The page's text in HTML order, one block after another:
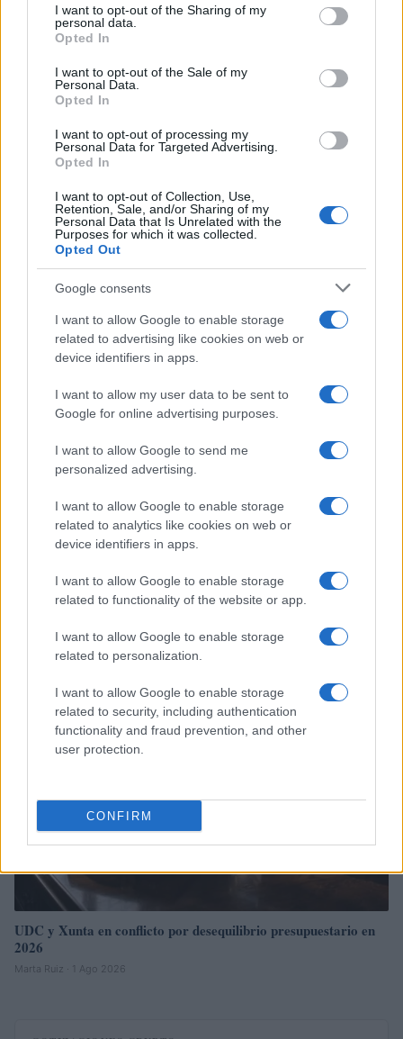
not limited to your visit or usage behaviour. You may click to
grant or deny consent to Google and its third-party tags to
use your data for below specified purposes in below Google
consent section.
I want to opt-out of the Sharing of my
personal data.
Opted In
I want to opt-out of the Sale of my
Personal Data.
Opted In
I want to opt-out of processing my
Personal Data for Targeted Advertising.
Opted In
I want to opt-out of Collection, Use,
Retention, Sale, and/or Sharing of my
Personal Data that Is Unrelated with the
Purposes for which it was collected.
Opted Out
Google consents
I want to allow Google to enable storage
related to advertising like cookies on web or
device identifiers in apps.
I want to allow my user data to be sent to
Google for online advertising purposes.
I want to allow Google to send me
personalized advertising.
I want to allow Google to enable storage
related to analytics like cookies on web or
device identifiers in apps.
I want to allow Google to enable storage
related to functionality of the website or app.
I want to allow Google to enable storage
related to personalization.
I want to allow Google to enable storage
related to security, including authentication
functionality and fraud prevention, and other
user protection.
CONFIRM
FINANCIACIÓN
Fondos europeos impulsan crecimiento laboral y económico en
Marta Ruiz · 3 Ago 2026
Marta Ruiz · 1 Ago 2026
UDC y Xunta en conflicto por desequilibrio presupuestario en
2026
Marta Ruiz · 1 Ago 2026